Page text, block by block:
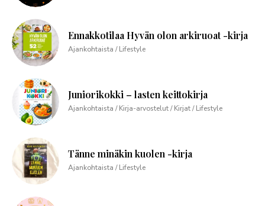
Ennakkotilaa Hyvän olon arkiruoat -kirja
Ajankohtaista / Lifestyle
Juniorikokki – lasten keittokirja
Ajankohtaista / Kirja-arvostelut / Kirjat / Lifestyle
Tänne minäkin kuolen -kirja
Ajankohtaista / Lifestyle